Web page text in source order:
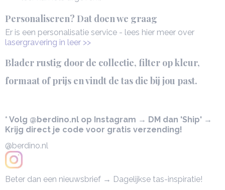
Personaliseren? Dat doen we graag
Er is een personalisatie service - lees hier meer over
lasergravering in leer >>
Blader rustig door de collectie, filter op kleur,
formaat of prijs en vindt de tas die bij jou past.
* Volg @berdino.nl op Instagram → DM dan 'Ship' →
Krijg direct je code voor gratis verzending!
@berdino.nl
Beter dan een nieuwsbrief → Dagelijkse tas-inspiratie!